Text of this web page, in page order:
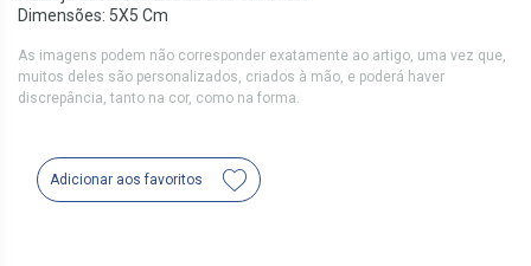
Dimensões: 5X5 Cm
As imagens podem não corresponder exatamente ao artigo, uma vez que,
muitos deles são personalizados, criados à mão, e poderá haver
discrepância, tanto na cor, como na forma.
Adicionar aos favoritos